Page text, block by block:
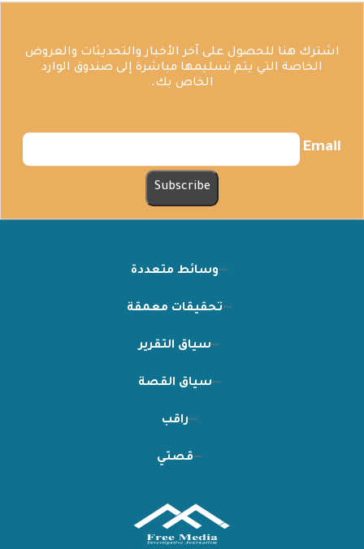
اشترك هنا للحصول على آخر الأخبار والتحديثات والعروض
الخاصة التي يتم تسليمها مباشرة إلى صندوق الوارد
الخاص بك.
Email
وسائط متعددة
تحقيقات معمقة
سياق التقرير
سياق القصة
راقب
قصتي